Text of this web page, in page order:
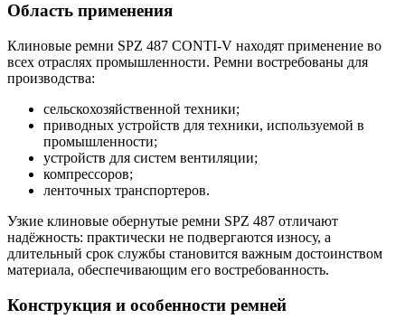
Область применения
Клиновые ремни SPZ 487 CONTI-V находят применение во
всех отраслях промышленности. Ремни востребованы для
производства:
сельскохозяйственной техники;
приводных устройств для техники, используемой в
промышленности;
устройств для систем вентиляции;
компрессоров;
ленточных транспортеров.
Узкие клиновые обернутые ремни SPZ 487 отличают
надёжность: практически не подвергаются износу, а
длительный срок службы становится важным достоинством
материала, обеспечивающим его востребованность.
Конструкция и особенности ремней